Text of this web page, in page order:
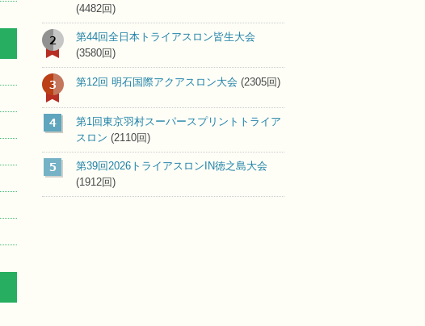
(4482回)
2
第44回全日本トライアスロン皆生大会
(3580回)
3 第12回 明石国際アクアスロン大会 (2305回)
4
第1回東京羽村スーパースプリントトライア
スロン (2110回)
5
第39回2026トライアスロンIN徳之島大会
(1912回)